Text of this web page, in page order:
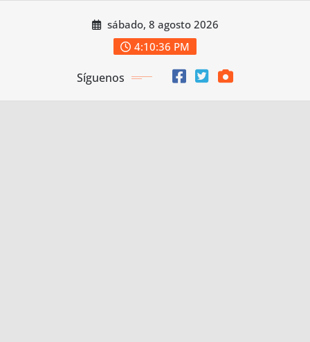
sábado, 8 agosto 2026
4:10:36 PM
Síguenos